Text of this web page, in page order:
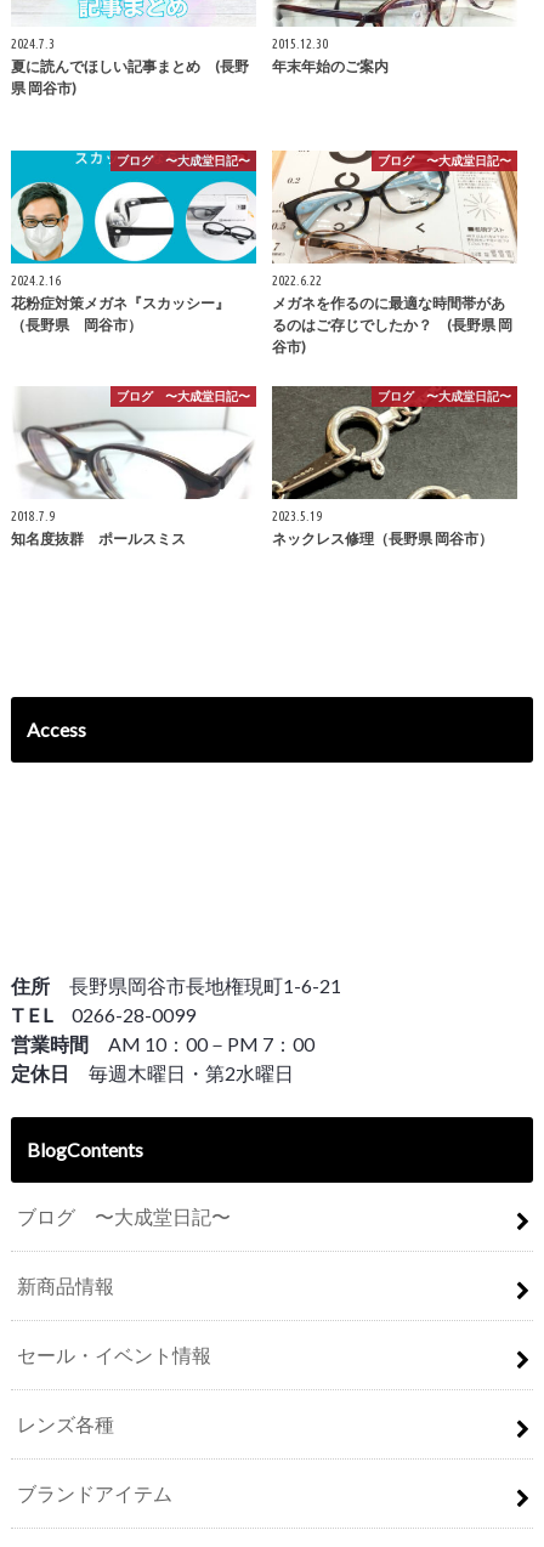
2024.7.3
夏に読んでほしい記事まとめ (長野
県 岡谷市)
2015.12.30
年末年始のご案内
ブログ 〜大成堂日記〜
2024.2.16
花粉症対策メガネ『スカッシー』
（長野県 岡谷市）
ブログ 〜大成堂日記〜
2022.6.22
メガネを作るのに最適な時間帯があ
るのはご存じでしたか？ (長野県 岡
谷市)
ブログ 〜大成堂日記〜
2018.7.9
知名度抜群 ポールスミス
ブログ 〜大成堂日記〜
2023.5.19
ネックレス修理（長野県 岡谷市）
Access
住所 長野県岡谷市長地権現町1-6-21
T E L 0266-28-0099
営業時間 AM 10：00－PM 7：00
定休日
毎週木曜日・第2水曜日
BlogContents
ブログ 〜大成堂日記〜
新商品情報
セール・イベント情報
レンズ各種
ブランドアイテム